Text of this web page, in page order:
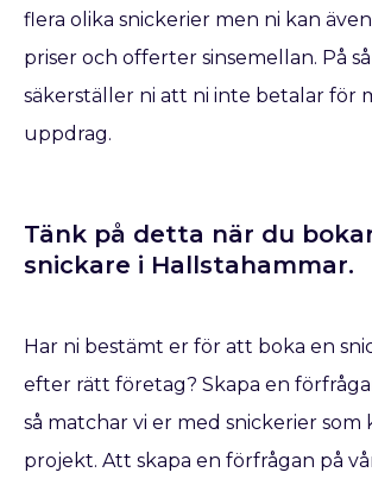
flera olika snickerier men ni kan
priser och offerter sinsemellan. På
säkerställer ni att ni inte betalar för
uppdrag.
Tänk på detta när du
snickare​ i Hallstahammar.
Har ni bestämt er för att boka en
efter rätt företag? Skapa en
så matchar vi er med snickerier som
projekt. Att skapa en förfrågan på